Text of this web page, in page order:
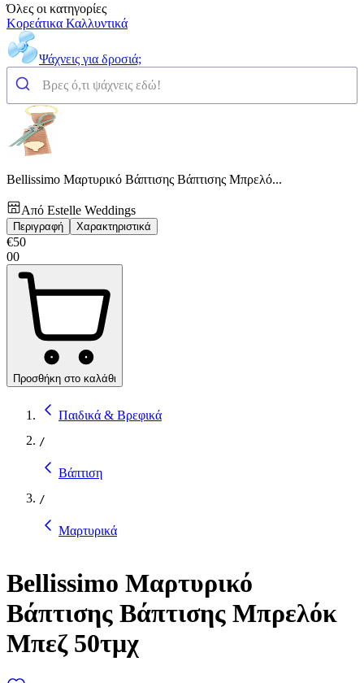
Όλες οι κατηγορίες
Κορεάτικα Καλλυντικά
Ψάχνεις για δροσιά;
Bellissimo Μαρτυρικό Βάπτισης Βάπτισης Μπρελό...
Από Estelle Weddings
Περιγραφή Χαρακτηριστικά
€50
00
Προσθήκη στο καλάθι
Παιδικά & Βρεφικά
/
Βάπτιση
/
Μαρτυρικά
Bellissimo Μαρτυρικό
Βάπτισης Βάπτισης Μπρελόκ
Μπεζ 50τμχ